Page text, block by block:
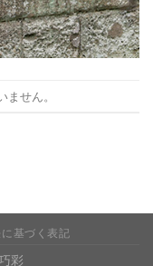
せん。
基づく表記
彩